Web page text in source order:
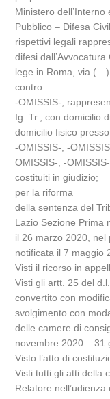
Ministero
Pubblico – Difesa
rispettivi legali
difesi
lege in Roma, via
contro
-OMISSIS-,
Ig. Tr., con domicilio
domicilio fisico
-OMISSIS-, -
OMISSIS-, -
costituiti in giudizio;
per la riforma
della sentenza del
Lazio Sezione Prima
il 26 marzo 2020, nel
notificata il 7 maggio
Visti il ricorso in
Visti gli artt. 25 del
convertito con
svolgimento con
delle camere di
novembre 2020 – 31
Visto l’atto di
Visti tutti gli atti della
Relatore